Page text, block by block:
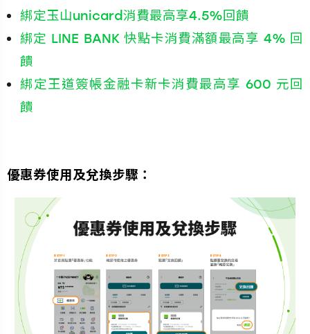
綁定玉山unicard消費最高享4.5%回饋
綁定 LINE BANK 快點卡消費滿額最高享 4% 回
饋
綁定王道簽帳金融卡新卡消費最高享 600 元回
饋
優惠券使用及兌換步驟：